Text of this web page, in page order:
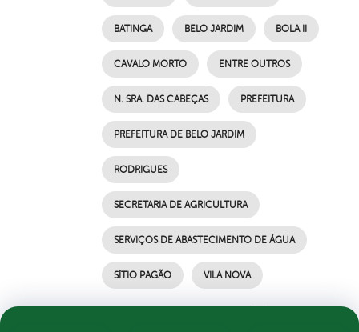
BATINGA BELO JARDIM BOLA II
CAVALO MORTO ENTRE OUTROS
N. SRA. DAS CABEÇAS PREFEITURA
PREFEITURA DE BELO JARDIM
RODRIGUES
SECRETARIA DE AGRICULTURA
SERVIÇOS DE ABASTECIMENTO DE ÁGUA
SÍTIO PAGÃO VILA NOVA